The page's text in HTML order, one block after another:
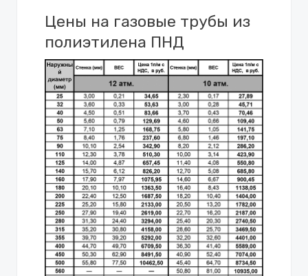
Цены на газовые трубы из
полиэтилена ПНД